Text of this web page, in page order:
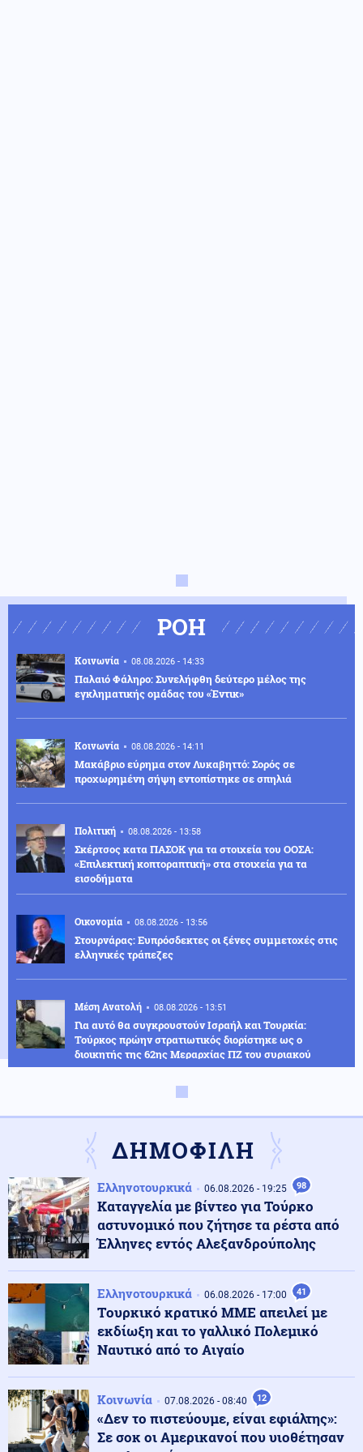
ΡΟΗ
Κοινωνία 08.08.2026 - 14:33
Παλαιό Φάληρο: Συνελήφθη δεύτερο μέλος της
εγκληματικής ομάδας του «Έντικ»
Κοινωνία 08.08.2026 - 14:11
Μακάβριο εύρημα στον Λυκαβηττό: Σορός σε
προχωρημένη σήψη εντοπίστηκε σε σπηλιά
Πολιτική 08.08.2026 - 13:58
Σκέρτσος κατα ΠΑΣΟΚ για τα στοιχεία του ΟΟΣΑ:
«Επιλεκτική κοπτοραπτική» στα στοιχεία για τα
εισοδήματα
Οικονομία 08.08.2026 - 13:56
Στουρνάρας: Ευπρόσδεκτες οι ξένες συμμετοχές στις
ελληνικές τράπεζες
Μέση Ανατολή 08.08.2026 - 13:51
Για αυτό θα συγκρουστούν Ισραήλ και Τουρκία:
Τούρκος πρώην στρατιωτικός διορίστηκε ως ο
διοικητής της 62ης Μεραρχίας ΠΖ του συριακού
στρατού
Ο τυφώνας Dolphin σαρώνει την Ιαπωνία: Τραυματίες
και δεκάδες χιλιάδες κτίρια χωρίς ρεύμα (βίντεο)
Κοινωνία 08.08.2026 - 13:31
Κέρκυρα: Απαγορεύτηκε ο απόπλους πλοίου με 26
επιβάτες λόγω μηχανικής βλάβης
ΗΠΑ
Χάντερ Μπάιντεν για Τζο: Ο καρκίνος του πατέρα μου
έχει κάνει μετάσταση στα οστά
Κόσμος
στην Αγγλία
ΔΗΜΟΦΙΛΗ
Ελληνοτουρκικά 06.08.2026 - 19:25 98
Καταγγελία με βίντεο για Τούρκο
αστυνομικό που ζήτησε τα ρέστα από
Έλληνες εντός Αλεξανδρούπολης
Ελληνοτουρκικά 06.08.2026 - 17:00 41
Tουρκικό κρατικό ΜΜΕ απειλεί με
εκδίωξη και το γαλλικό Πολεμικό
Ναυτικό από το Αιγαίο
Κοινωνία 07.08.2026 - 08:40 12
«Δεν το πιστεύουμε, είναι εφιάλτης»:
Σε σοκ οι Αμερικανοί που υιοθέτησαν